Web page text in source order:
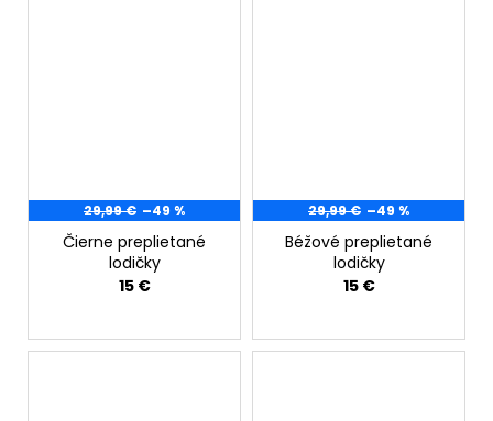
29,99 € –49 %
Čierne preplietané
lodičky
15 €
29,99 € –49 %
Béžové preplietané
lodičky
15 €